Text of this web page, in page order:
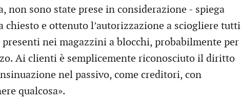
non sono state prese in considerazione - spiega
chiesto e ottenuto l’autorizzazione a sciogliere tutti
nei magazzini a blocchi, probabilmente per
Ai clienti è semplicemente riconosciuto il diritto
nel passivo, come creditori, con
qualcosa».